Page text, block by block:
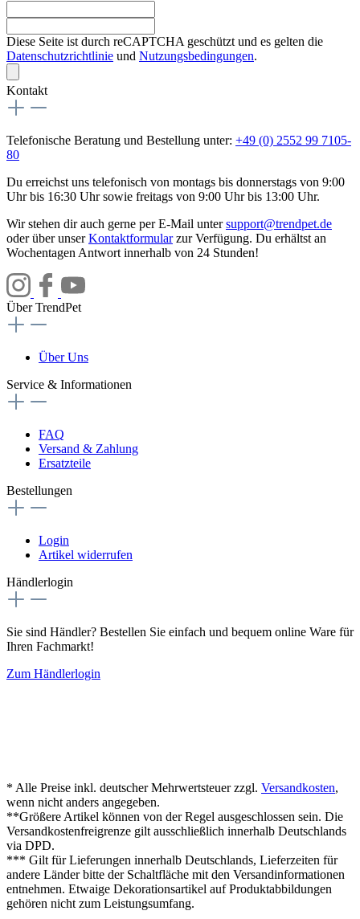
Diese Seite ist durch reCAPTCHA geschützt und es gelten die
Datenschutzrichtlinie und Nutzungsbedingungen.
Kontakt
Telefonische Beratung und Bestellung unter: +49 (0) 2552 99 7105-
80
Du erreichst uns telefonisch von montags bis donnerstags von 9:00
Uhr bis 16:30 Uhr sowie freitags von 9:00 Uhr bis 13:00 Uhr.
Wir stehen dir auch gerne per E-Mail untersupport@trendpet.de
oder über unserKontaktformularzur Verfügung. Du erhältst an
Wochentagen Antwort innerhalb von 24 Stunden!
Über TrendPet
Über Uns
Service & Informationen
FAQ
Versand & Zahlung
Ersatzteile
Bestellungen
Login
Artikel widerrufen
Händlerlogin
Sie sind Händler? Bestellen Sie einfach und bequem online Ware für
Ihren Fachmarkt!
Zum Händlerlogin
* Alle Preise inkl. deutscher Mehrwertsteuer zzgl. Versandkosten,
wenn nicht anders angegeben.
**Größere Artikel können von der Regel ausgeschlossen sein. Die
Versandkostenfreigrenze gilt ausschließlich innerhalb Deutschlands
via DPD.
*** Gilt für Lieferungen innerhalb Deutschlands, Lieferzeiten für
andere Länder bitte der Schaltfläche mit den Versandinformationen
entnehmen. Etwaige Dekorationsartikel auf Produktabbildungen
gehören nicht zum Leistungsumfang.